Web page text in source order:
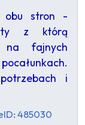
obu stron -
z którą
na fajnych
i
ID: 485030